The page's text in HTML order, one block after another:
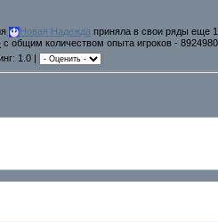
Новая Надежда приняла в свои ряды еще
с общим количеством опыта игроков -
1.0 |